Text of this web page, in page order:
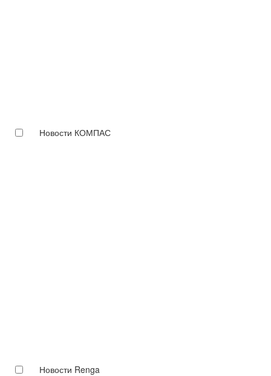
Новости КОМПАС
Новости Renga